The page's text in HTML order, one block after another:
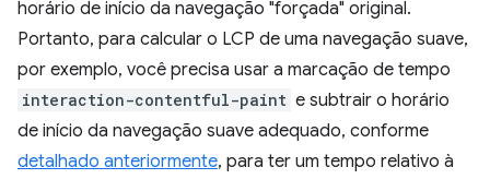
horário de início da navegação "forçada" original.
Portanto, para calcular o LCP de uma navegação suave,
por exemplo, você precisa usar a marcação de tempo
interaction-contentful-paint e subtrair o horário
de início da navegação suave adequado, conforme
detalhado anteriormente, para ter um tempo relativo à